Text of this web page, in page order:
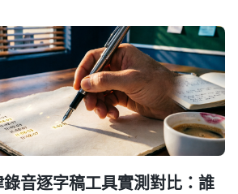
音逐字稿工具實測對比：誰